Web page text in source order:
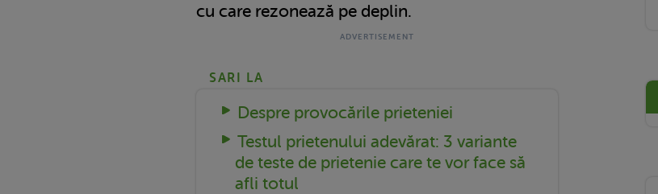
cu care rezonează pe deplin.
SARI LA
Despre provocările prieteniei
Testul prietenului adevărat: 3 variante
de teste de prietenie care te vor face să
afli totul